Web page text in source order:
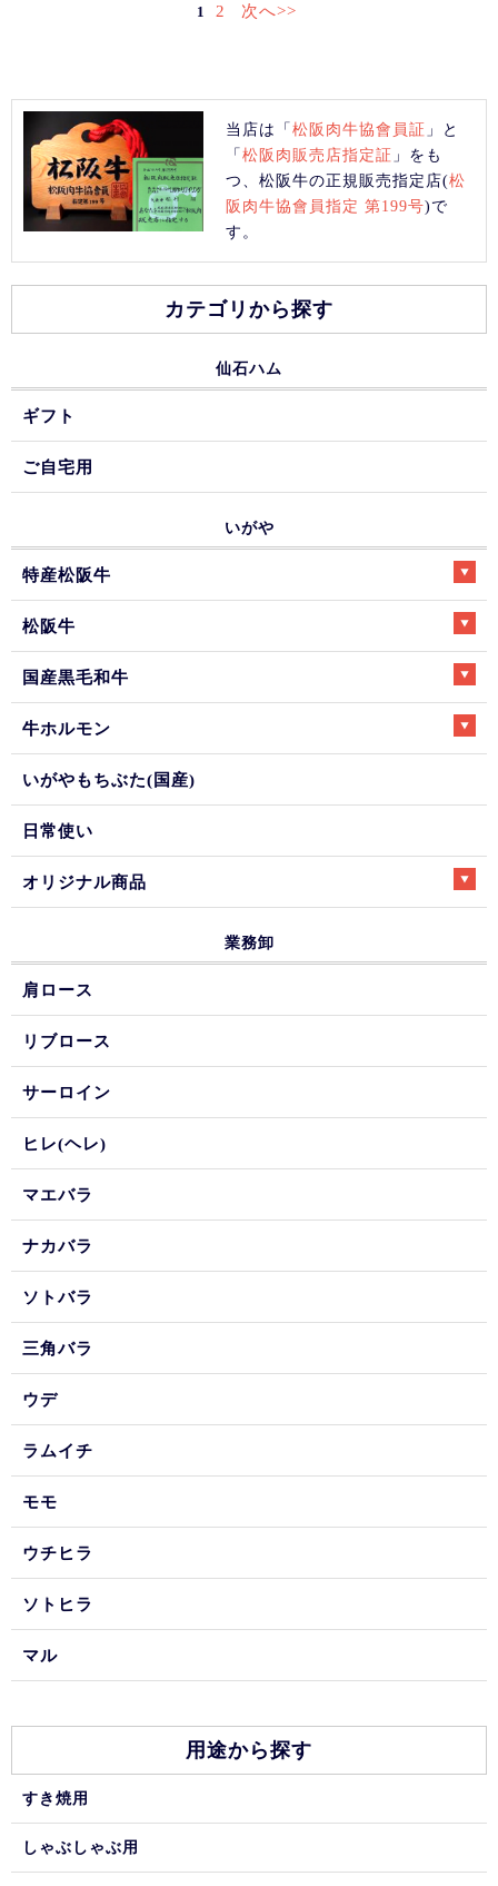
1 2 次へ>>
当店は「松阪肉牛協會員証 」と
「松阪肉販売店指定証 」をも
つ、松阪牛の正規販売指定店(松
阪肉牛協會員指定 第199号)で
す。
カテゴリから探す
仙石ハム
ギフト
ご自宅用
いがや
特産松阪牛
松阪牛
国産黒毛和牛
牛ホルモン
いがやもちぶた(国産)
日常使い
オリジナル商品
業務卸
肩ロース
リブロース
サーロイン
ヒレ(ヘレ)
マエバラ
ナカバラ
ソトバラ
三角バラ
ウデ
ラムイチ
モモ
ウチヒラ
ソトヒラ
マル
用途から探す
すき焼用
しゃぶしゃぶ用